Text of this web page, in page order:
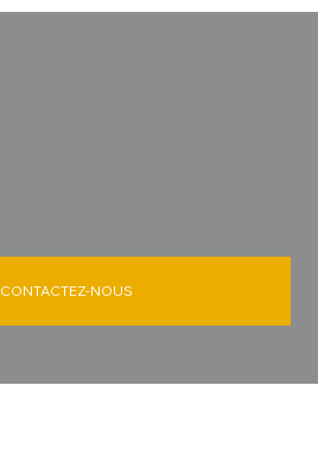
CONTACTEZ-NOUS